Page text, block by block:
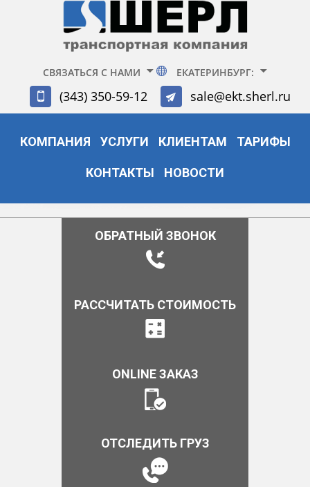
СВЯЗАТЬСЯ С НАМИ ЕКАТЕРИНБУРГ:
(343) 350-59-12 sale@ekt.sherl.ru
КОМПАНИЯ УСЛУГИ КЛИЕНТАМ ТАРИФЫ
КОНТАКТЫ НОВОСТИ
ОБРАТНЫЙ ЗВОНОК
РАССЧИТАТЬ СТОИМОСТЬ
ONLINE ЗАКАЗ
ОТСЛЕДИТЬ ГРУЗ